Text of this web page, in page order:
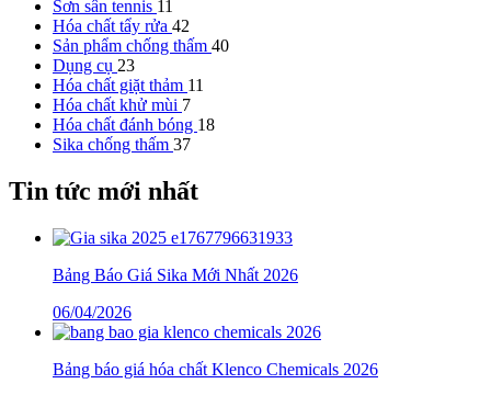
Sơn sân tennis 11
Hóa chất tẩy rửa 42
Sản phẩm chống thấm 40
Dụng cụ 23
Hóa chất giặt thảm 11
Hóa chất khử mùi 7
Hóa chất đánh bóng 18
Sika chống thấm 37
Tin tức mới nhất
Bảng Báo Giá Sika Mới Nhất 2026
06/04/2026
Bảng báo giá hóa chất Klenco Chemicals 2026